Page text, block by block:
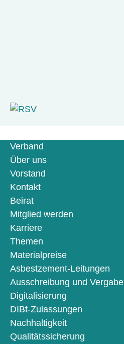
Verband
Über uns
Vorstand
Kontakt
Beirat
Mitglied werden
Karriere
Themen
Materialpreise
Asbestzement-Leitungen
Ausschreibung und Vergabe
Digitalisierung
DIBt-Zulassungen
Nachhaltigkeit
Qualitätssicherung